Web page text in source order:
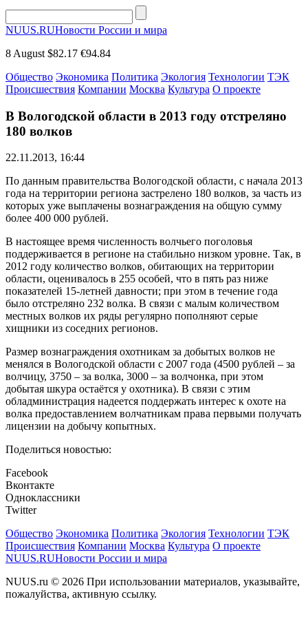
NUUS.RUНовости России и мира
8 August $82.17 €94.84
Общество Экономика Политика Экология Технологии ТЭК
Происшествия Компании Москва Культура О проекте
В Вологодской области в 2013 году отстреляно
180 волков
22.11.2013, 16:44
По данным правительства Вологодской области, с начала 2013
года на территории региона застрелено 180 волков, за часть из
которых уже выплачены вознаграждения на общую сумму
более 400 000 рублей.
В настоящее время численность волчьего поголовья
поддерживается в регионе на стабильно низком уровне. Так, в
2012 году количество волков, обитающих на территории
области, оценивалось в 255 особей, что в пять раз ниже
показателей 15-летней давности; при этом в течение года
было отстреляно 232 волка. В связи с малым количеством
местных волков их ряды регулярно пополняют серые
хищники из соседних регионов.
Размер вознаграждения охотникам за добытых волков не
менялся в Вологодской области с 2007 года (4500 рублей – за
волчицу, 3750 – за волка, 3000 – за волчонка, при этом
добытая шкура остаётся у охотника). В связи с этим
обладминистрация надеется поддержать интерес к охоте на
волка предоставлением волчатникам права первыми получать
лицензии на добычу копытных.
Поделиться новостью:
Facebook
Вконтакте
Одноклассники
Twitter
Общество Экономика Политика Экология Технологии ТЭК
Происшествия Компании Москва Культура О проекте
NUUS.RUНовости России и мира
NUUS.ru © 2026 При использовании материалов, указывайте,
пожалуйства, активную ссылку.